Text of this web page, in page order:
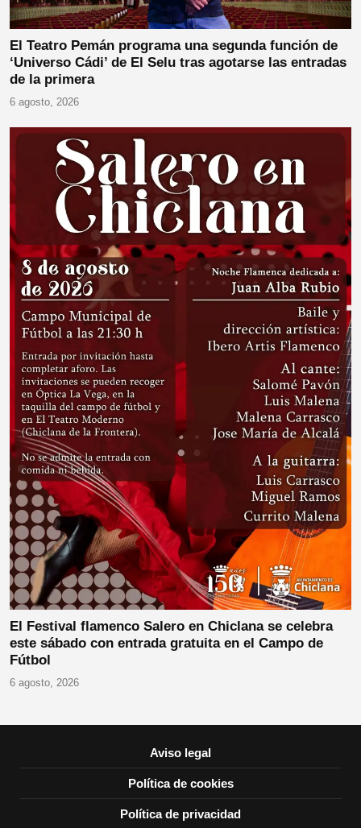
El Teatro Pemán programa una segunda función de
‘Universo Cádi’ de El Selu tras agotarse las entradas
de la primera
6 agosto, 2026
El Festival flamenco Salero en Chiclana se celebra
este sábado con entrada gratuita en el Campo de
Fútbol
6 agosto, 2026
Aviso legal
Política de cookies
Política de privacidad